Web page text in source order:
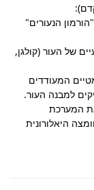
הנעורים"
של העור (קולגן,
המעודדים
למבנה העור.
המערכת
היאלורונית